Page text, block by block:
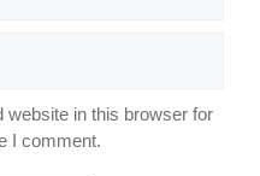
website in this browser for
I comment.